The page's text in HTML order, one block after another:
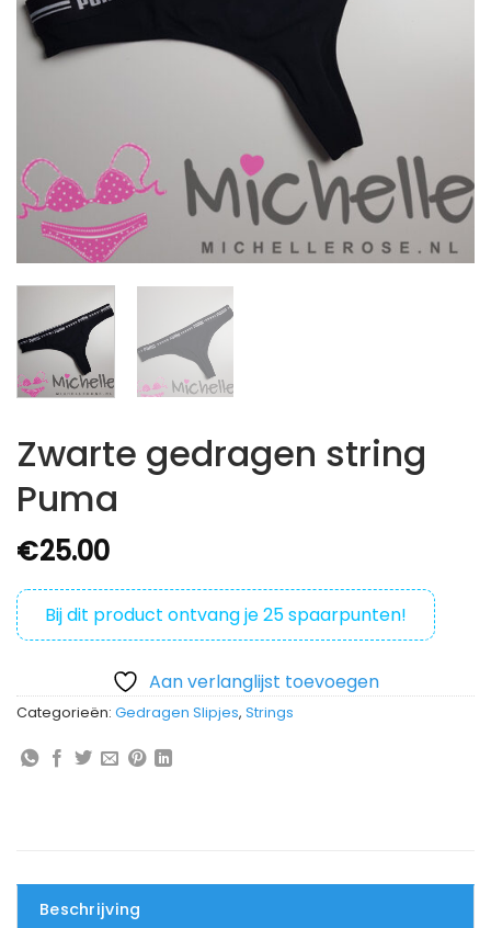
Zwarte gedragen string
Puma
€25.00
Bij dit product ontvang je25spaarpunten!
Aan verlanglijst toevoegen
Categorieën: Gedragen Slipjes, Strings
Beschrijving